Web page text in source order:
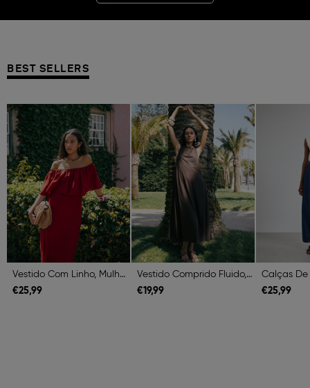
BEST SELLERS
Previous Next
Vestido Com Linho, Mulher, Vermelho Escuro
€25,99
Previous Next
Vestido Comprido Fluido, Mulher, Castanho Escuro
€19,99 €25,99